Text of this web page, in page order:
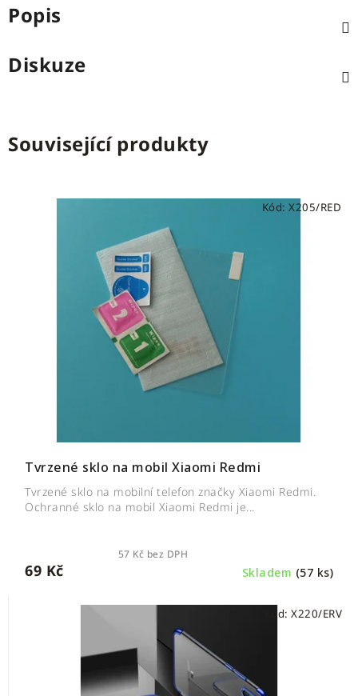
Popis
Diskuze
Související produkty
Tvrzené sklo na mobil Xiaomi Redmi
Skladem (57 ks)
57 Kč bez DPH
69 Kč
Tvrzené sklo na mobilní telefon značky Xiaomi Redmi.
Ochranné sklo na mobil Xiaomi Redmi je...
Kód: X205/RED
Kód: X220/ERV